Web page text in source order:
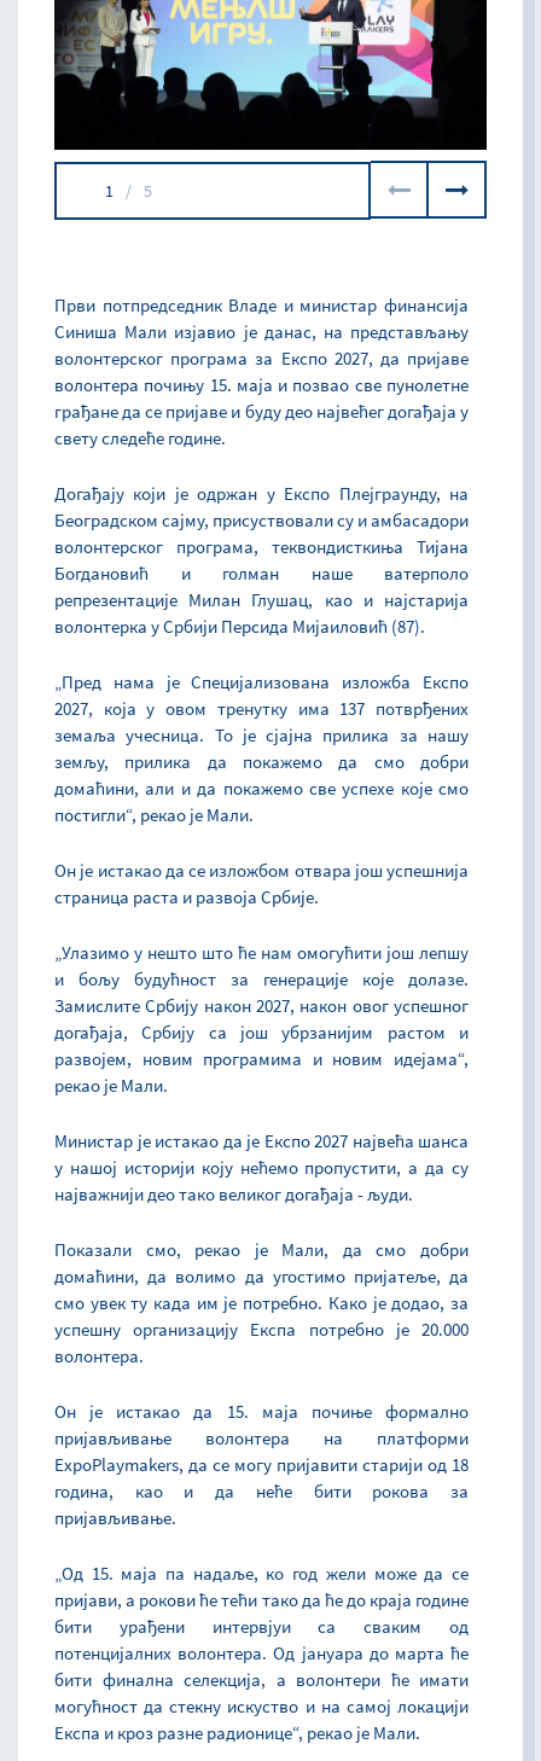
1 / 5
Први потпредседник Владе и министар финансија
Синиша Мали изјавио је данас, на представљању
волонтерског програма за Експо 2027, да пријаве
волонтера почињу 15. маја и позвао све пунолетне
грађане да се пријаве и буду део највећег догађаја у
свету следеће године.
Догађају који је одржан у Експо Плејграунду, на
Београдском сајму, присуствовали су и амбасадори
волонтерског програма, теквондисткиња Тијана
Богдановић и голман наше ватерполо
репрезентације Милан Глушац, као и најстарија
волонтерка у Србији Персида Мијаиловић (87).
„Пред нама је Специјализована изложба Експо
2027, која у овом тренутку има 137 потврђених
земаља учесница. То је сјајна прилика за нашу
земљу, прилика да покажемо да смо добри
домаћини, али и да покажемо све успехе које смо
постигли“, рекао је Мали.
Он је истакао да се изложбом отвара још успешнија
страница раста и развоја Србије.
„Улазимо у нешто што ће нам омогућити још лепшу
и бољу будућност за генерације које долазе.
Замислите Србију након 2027, након овог успешног
догађаја, Србију са још убрзанијим растом и
развојем, новим програмима и новим идејама“,
рекао је Мали.
Министар је истакао да је Експо 2027 највећа шанса
у нашој историји коју нећемо пропустити, а да су
најважнији део тако великог догађаја - људи.
Показали смо, рекао је Мали, да смо добри
домаћини, да волимо да угостимо пријатеље, да
смо увек ту када им је потребно. Како је додао, за
успешну организацију Експа потребно је 20.000
волонтера.
Он је истакао да 15. маја почиње формално
пријављивање волонтера на платформи
ExpoPlaymakers, да се могу пријавити старији од 18
година, као и да неће бити рокова за
пријављивање.
„Од 15. маја па надаље, ко год жели може да се
пријави, а рокови ће тећи тако да ће до краја године
бити урађени интервјуи са сваким од
потенцијалних волонтера. Од јануара до марта ће
бити финална селекција, а волонтери ће имати
могућност да стекну искуство и на самој локацији
Експа и кроз разне радионице“, рекао је Мали.